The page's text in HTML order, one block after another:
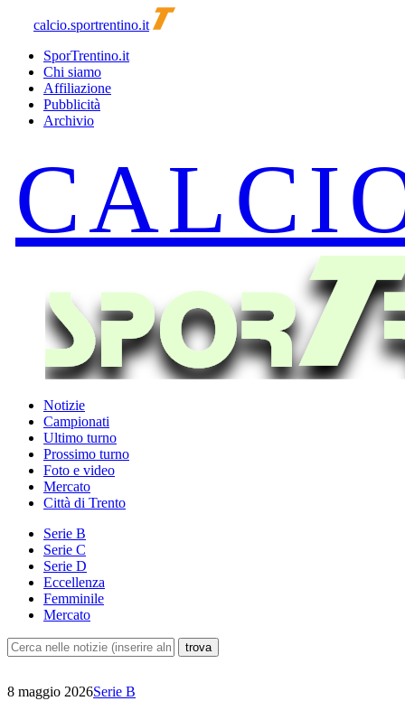
calcio.sportrentino.it
SporTrentino.it
Chi siamo
Affiliazione
Pubblicità
Archivio
Notizie
Campionati
Ultimo turno
Prossimo turno
Foto e video
Mercato
Città di Trento
Serie B
Serie C
Serie D
Eccellenza
Femminile
Mercato
8 maggio 2026Serie B